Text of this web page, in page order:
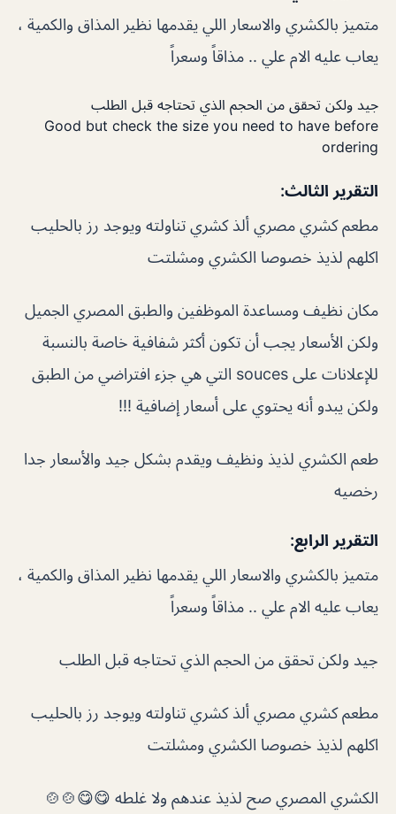
متميز بالكشري والاسعار اللي يقدمها نظير المذاق والكمية ،
يعاب عليه الام علي .. مذاقاً وسعراً
جيد ولكن تحقق من الحجم الذي تحتاجه قبل الطلب
Good but check the size you need to have before
ordering
التقرير الثالث:
مطعم كشري مصري ألذ كشري تناولته ويوجد رز بالحليب
اكلهم لذيذ خصوصا الكشري ومشلتت
مكان نظيف ومساعدة الموظفين والطبق المصري الجميل
ولكن الأسعار يجب أن تكون أكثر شفافية خاصة بالنسبة
للإعلانات على souces التي هي جزء افتراضي من الطبق
ولكن يبدو أنه يحتوي على أسعار إضافية !!!
طعم الكشري لذيذ ونظيف ويقدم بشكل جيد والأسعار جدا
رخصيه
التقرير الرابع:
متميز بالكشري والاسعار اللي يقدمها نظير المذاق والكمية ،
يعاب عليه الام علي .. مذاقاً وسعراً
جيد ولكن تحقق من الحجم الذي تحتاجه قبل الطلب
مطعم كشري مصري ألذ كشري تناولته ويوجد رز بالحليب
اكلهم لذيذ خصوصا الكشري ومشلتت
الكشري المصري صح لذيذ عندهم ولا غلطه 😋😋🍲🍲